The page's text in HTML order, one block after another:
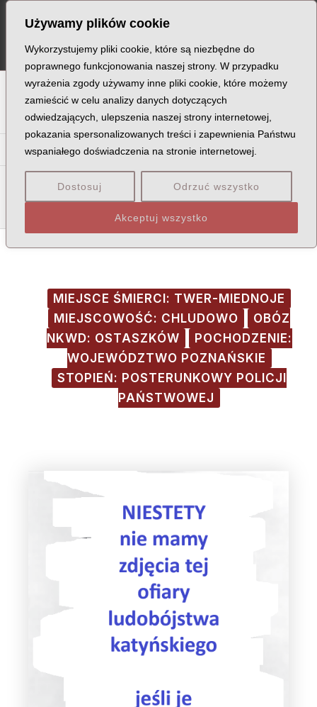
Używamy plików cookie
Wykorzystujemy pliki cookie, które są niezbędne do
poprawnego funkcjonowania naszej strony. W przypadku
wyrażenia zgody używamy inne pliki cookie, które możemy
zamieścić w celu analizy danych dotyczących
odwiedzających, ulepszenia naszej strony internetowej,
pokazania spersonalizowanych treści i zapewnienia Państwu
wspaniałego doświadczenia na stronie internetowej.
Dostosuj Odrzuć wszystko
Akceptuj wszystko
content
B C D E F G H I J K L Ł M
O P Q R S T U V W X Z
Ka Ke Ki Kl Kł Km Kn Ko Kr Ks
Koc Kof Kom Kon
Kot Kow Koz
MIEJSCE ŚMIERCI: TWER-MIEDNOJE
MIEJSCOWOŚĆ: CHLUDOWO
OBÓZ
NKWD: OSTASZKÓW
POCHODZENIE:
WOJEWÓDZTWO POZNAŃSKIE
STOPIEŃ: POSTERUNKOWY POLICJI
PAŃSTWOWEJ
navigation